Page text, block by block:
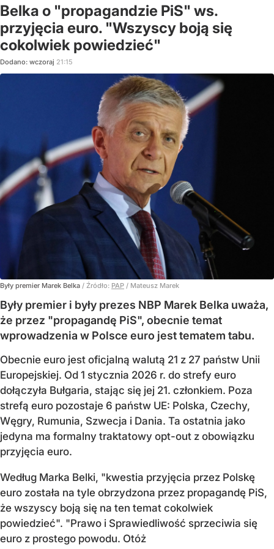
Belka o "propagandzie PiS" ws.
przyjęcia euro. "Wszyscy boją się
cokolwiek powiedzieć"
Dodano: wczoraj 21:15
Były premier Marek Belka / Źródło: PAP / Mateusz Marek
Były premier i były prezes NBP Marek Belka uważa,
że przez "propagandę PiS", obecnie temat
wprowadzenia w Polsce euro jest tematem tabu.
Obecnie euro jest oficjalną walutą 21 z 27 państw Unii
Europejskiej. Od 1 stycznia 2026 r. do strefy euro
dołączyła Bułgaria, stając się jej 21. członkiem. Poza
strefą euro pozostaje 6 państw UE: Polska, Czechy,
Węgry, Rumunia, Szwecja i Dania. Ta ostatnia jako
jedyna ma formalny traktatowy opt-out z obowiązku
przyjęcia euro.
Według Marka Belki, "kwestia przyjęcia przez Polskę
euro została na tyle obrzydzona przez propagandę PiS,
że wszyscy boją się na ten temat cokolwiek
powiedzieć". "Prawo i Sprawiedliwość sprzeciwia się
euro z prostego powodu. Otóż